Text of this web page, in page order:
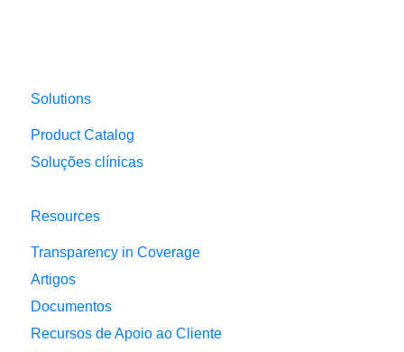
Solutions
Product Catalog
Soluções clínicas
Resources
Transparency in Coverage
Artigos
Documentos
Recursos de Apoio ao Cliente